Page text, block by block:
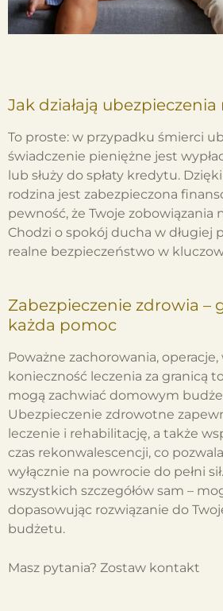
Jak działają ubezpieczenia
To proste: w przypadku śmierci
świadczenie pieniężne jest
lub służy do spłaty kredytu.
rodzina jest zabezpieczona
pewność, że Twoje zobowiązania
Chodzi o spokój ducha w długiej
realne bezpieczeństwo w
Zabezpieczenie zdrowia –
każda pomoc
Poważne zachorowania,
konieczność leczenia za granicą
mogą zachwiać domowym
Ubezpieczenie zdrowotne
leczenie i rehabilitację, a także
czas rekonwalescencji, co
wyłącznie na powrocie do pełni
wszystkich szczegółów sam –
dopasowując rozwiązanie do
budżetu.
Masz pytania? Zostaw kontakt